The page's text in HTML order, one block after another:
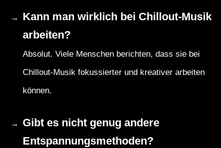
Kann man wirklich bei Chillout-Musik
arbeiten?
Absolut. Viele Menschen berichten, dass sie bei
Chillout-Musik fokussierter und kreativer arbeiten
können.
Gibt es nicht genug andere
Entspannungsmethoden?